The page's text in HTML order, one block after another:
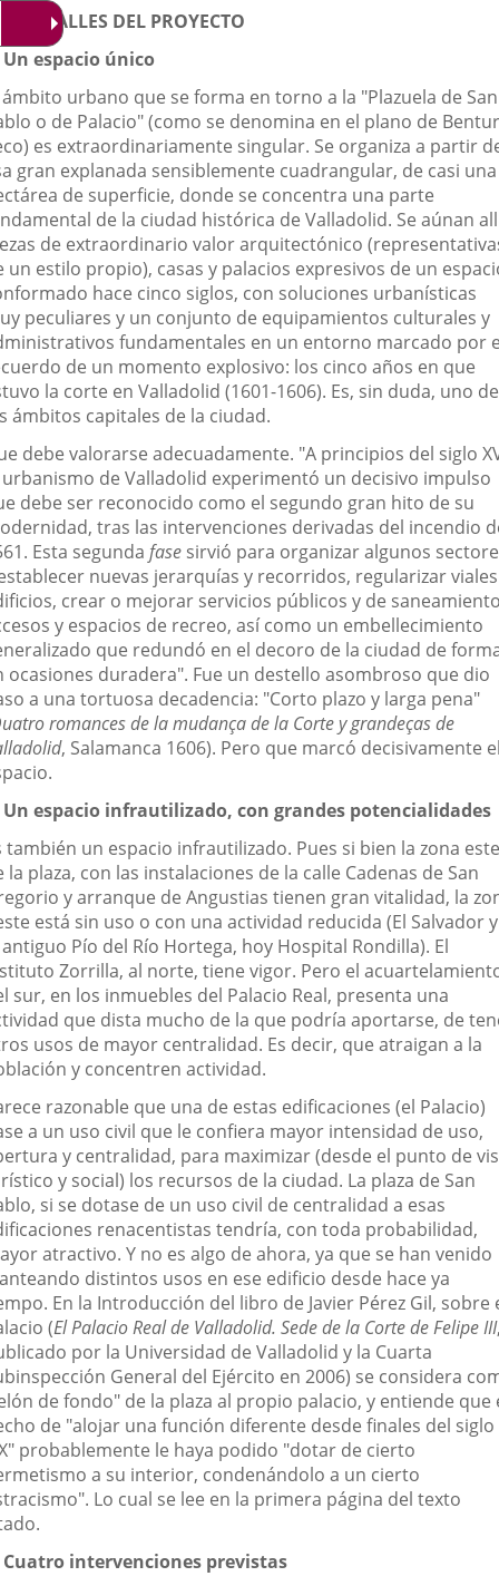
DETALLES DEL PROYECTO
Un espacio único
ámbito urbano que se forma en torno a la "Plazuela de San
o de Palacio" (como se denomina en el plano de
es extraordinariamente singular. Se organiza a partir
gran explanada sensiblemente cuadrangular, de casi una
de superficie, donde se concentra una parte
de la ciudad histórica de Valladolid. Se aúnan
de extraordinario valor arquitectónico
un estilo propio), casas y palacios expresivos de un
hace cinco siglos, con soluciones urbanísticas
peculiares y un conjunto de equipamientos culturales y
fundamentales en un entorno marcado por
de un momento explosivo: los cinco años en que
la corte en Valladolid (1601-1606). Es, sin duda, uno de
ámbitos capitales de la ciudad.
debe valorarse adecuadamente. "A principios del siglo
de Valladolid experimentó un decisivo impulso
debe ser reconocido como el segundo gran hito de su
tras las intervenciones derivadas del incendio
Esta segunda fase sirvió para organizar algunos
nuevas jerarquías y recorridos, regularizar
crear o mejorar servicios públicos y de
y espacios de recreo, así como un embellecimiento
que redundó en el decoro de la ciudad de
ocasiones duradera". Fue un destello asombroso que dio
a una tortuosa decadencia: "Corto plazo y larga pena"
romances de la mudança de la Corte y grandeças de
, Salamanca 1606). Pero que marcó decisivamente
Un espacio infrautilizado, con grandes potencialidades
también un espacio infrautilizado. Pues si bien la zona este
la plaza, con las instalaciones de la calle Cadenas de San
y arranque de Angustias tienen gran vitalidad, la
está sin uso o con una actividad reducida (El Salvador y
Pío del Río Hortega, hoy Hospital Rondilla). El
Zorrilla, al norte, tiene vigor. Pero el
sur, en los inmuebles del Palacio Real, presenta una
que dista mucho de la que podría aportarse, de
usos de mayor centralidad. Es decir, que atraigan a la
y concentren actividad.
razonable que una de estas edificaciones (el Palacio)
a un uso civil que le confiera mayor intensidad de uso,
y centralidad, para maximizar (desde el punto de
y social) los recursos de la ciudad. La plaza de San
si se dotase de un uso civil de centralidad a esas
renacentistas tendría, con toda probabilidad,
atractivo. Y no es algo de ahora, ya que se han venido
distintos usos en ese edificio desde hace ya
En la Introducción del libro de Javier Pérez Gil, sobre
(El Palacio Real de Valladolid. Sede de la Corte de Felipe III
por la Universidad de Valladolid y la Cuarta
General del Ejército en 2006) se considera
de fondo" de la plaza al propio palacio, y entiende que
de "alojar una función diferente desde finales del siglo
probablemente le haya podido "dotar de cierto
a su interior, condenándolo a un cierto
Lo cual se lee en la primera página del texto
Cuatro intervenciones previstas